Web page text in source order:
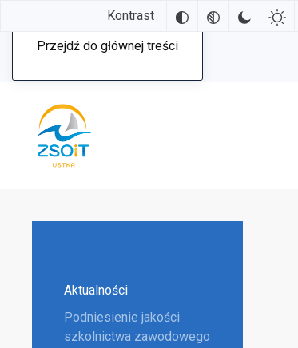
Kontrast
Przejdź do głównej treści
Aktualności
Podniesienie jakości
szkolnictwa zawodowego